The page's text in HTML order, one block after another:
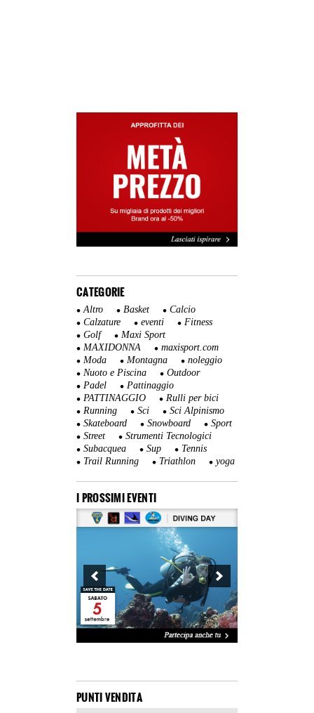
CATEGORIE
Altro Basket
Calcio
Calzature
eventi
Fitness
Golf
Maxi Sport
MAXIDONNA
maxisport.com
Moda
Montagna
noleggio
Nuoto e Piscina
Outdoor
Padel
Pattinaggio
PATTINAGGIO
Rulli per bici
Running
Sci
Sci Alpinismo
Skateboard
Snowboard
Sport
Street
Strumenti Tecnologici
Subacquea
Sup
Tennis
Trail Running
Triathlon yoga
I PROSSIMI EVENTI
PUNTI VENDITA